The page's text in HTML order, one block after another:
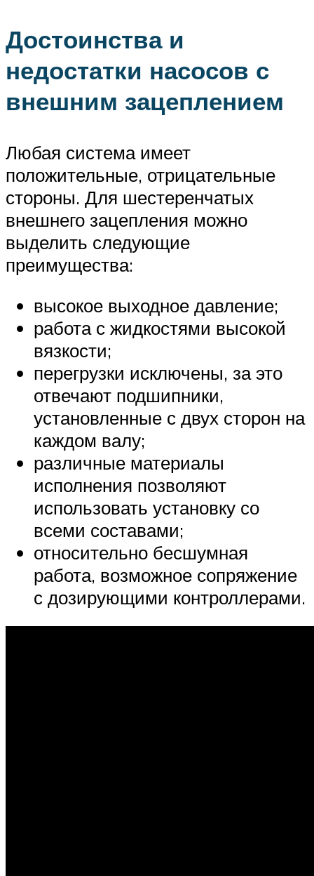
Достоинства и
недостатки насосов с
внешним зацеплением
Любая система имеет
положительные, отрицательные
стороны. Для шестеренчатых
внешнего зацепления можно
выделить следующие
преимущества:
высокое выходное давление;
работа с жидкостями высокой
вязкости;
перегрузки исключены, за это
отвечают подшипники,
установленные с двух сторон на
каждом валу;
различные материалы
исполнения позволяют
использовать установку со
всеми составами;
относительно бесшумная
работа, возможное сопряжение
с дозирующими контроллерами.